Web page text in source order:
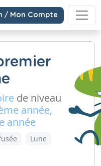
/ Mon Compte
de niveau
année,
année
Lune